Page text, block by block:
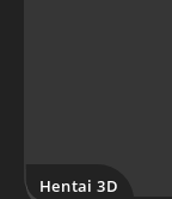
Hentai 3D